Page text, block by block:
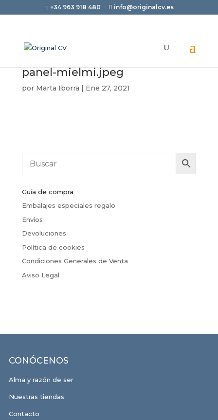
+34 963 918 480 info@originalcv.es
panel-mielmi.jpeg
por Marta Iborra | Ene 27, 2021
Guía de compra
Embalajes especiales regalo
Envíos
Devoluciones
Política de cookies
Condiciones Generales de Venta
Aviso Legal
CONÓCENOS
Alma y razón de ser
Nuestras tiendas
Contacto